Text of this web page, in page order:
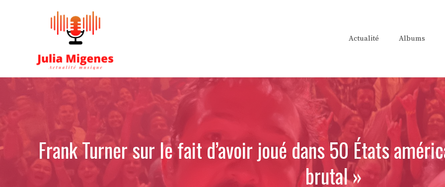
Actualité Albums
Frank Turner sur le fait d’avoir joué dans 50 États
brutal »